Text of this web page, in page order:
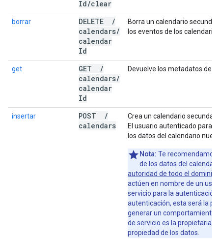
Id/clear
borrar DELETE
/
calendars/
calendar
Id
Borra un calendario
los eventos de los
get GET
/
calendars/
calendar
Id
Devuelve los metadatos de
insertar POST
/
calendars
Crea un calendario
El usuario autenticado para
los datos del calendario
Nota: Te recomendamos
de los datos del
autoridad de todo el dominio
actúen en nombre de un
servicio para la
autenticación, esta será la
generar un comportamiento
de servicio es la propietaria
propiedad de los datos.